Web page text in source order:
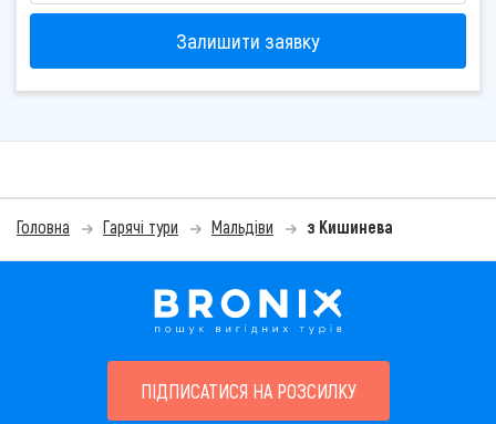
Залишити заявку
Головна Гарячі тури Мальдіви з Кишинева
ПІДПИСАТИСЯ НА РОЗСИЛКУ